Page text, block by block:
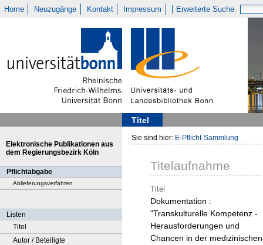
Home Neuzugänge Kontakt Impressum Erweiterte Suche
Titel
Elektronische Publikationen aus
dem Regierungsbezirk Köln
Pflichtabgabe
Ablieferungsverfahren
Listen
Titel
Autor / Beteiligte
Sie sind hier: E-Pflicht-Sammlung
Titelaufnahme
Titel
Dokumentation :
"Transkulturelle Kompetenz -
Herausforderungen und
Chancen in der medizinischen